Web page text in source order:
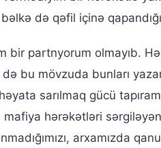
də qəfil içinə
partnyorum olmayıb.
bu mövzuda bunları
sarılmaq gücü
mafiya hərəkətləri
arxamızda